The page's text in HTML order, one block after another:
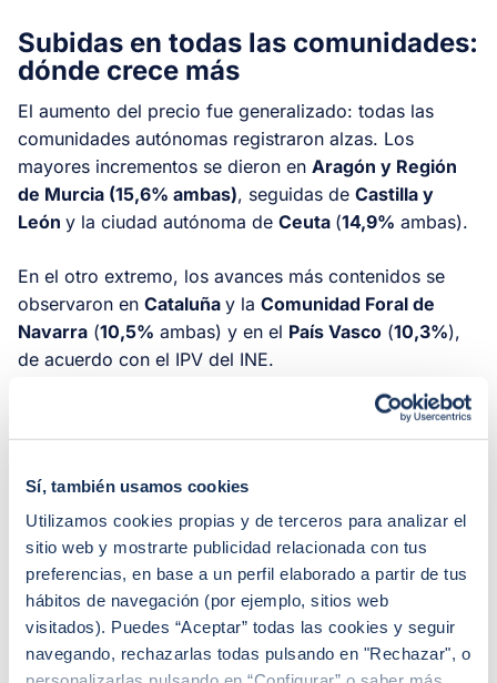
Sí, también usamos cookies
Utilizamos cookies propias y de terceros para analizar el
sitio web y mostrarte publicidad relacionada con tus
preferencias, en base a un perfil elaborado a partir de tus
hábitos de navegación (por ejemplo, sitios web
visitados). Puedes “Aceptar” todas las cookies y seguir
navegando, rechazarlas todas pulsando en "Rechazar", o
Subidas en todas las comunidades:
dónde crece más
El aumento del precio fue generalizado: todas las
comunidades autónomas registraron alzas. Los
mayores incrementos se dieron en Aragón y Región
de Murcia (15,6% ambas), seguidas de Castilla y
León y la ciudad autónoma de Ceuta (14,9% ambas).
En el otro extremo, los avances más contenidos se
observaron en Cataluña y la Comunidad Foral de
Navarra (10,5% ambas) y en el País Vasco (10,3%),
de acuerdo con el IPV del INE.
firme, oferta insuficiente
En el sector empieza a asumirse que el precio podría
acercarse a un punto de inflexión tras años de
incrementos sostenidos, impulsados por una demanda
intensa en la que han coincidido compradores de
primera vivienda, inversores y extranjeros que buscan
una segunda residencia. Al mismo tiempo, los niveles